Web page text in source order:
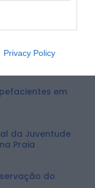
Privacy Policy
das Novas 7
Unidades
em
da Juventude
Praia
do